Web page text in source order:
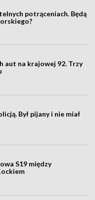
potrąceniach. Będą
aut na krajowej 92. Trzy
Był pijany i nie miał
S19 między